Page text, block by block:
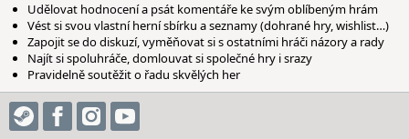
Udělovat hodnocení a psát komentáře ke svým oblíbeným hrám
Vést si svou vlastní herní sbírku a seznamy (dohrané hry, wishlist…)
Zapojit se do diskuzí, vyměňovat si s ostatními hráči názory a rady
Najít si spoluhráče, domlouvat si společné hry i srazy
Pravidelně soutěžit o řadu skvělých her